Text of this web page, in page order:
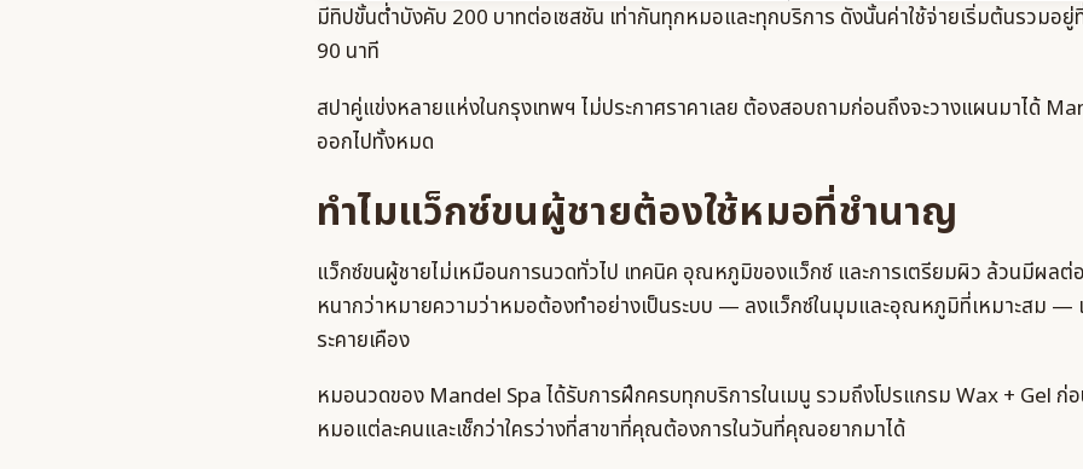
มีทิปขั้นต่ำบังคับ 200 บาทต่อเซสชัน เท่ากันทุกหมอและทุกบริการ ดังนั้นค่าใช้จ่ายเริ่มต้นรวมอ
90 นาที
สปาคู่แข่งหลายแห่งในกรุงเทพฯ ไม่ประกาศราคาเลย ต้องสอบถามก่อนถึงจะวางแผนมาได้
ออกไปทั้งหมด
ทำไมแว็กซ์ขนผู้ชายต้องใช้หมอที่ชำนาญ
แว็กซ์ขนผู้ชายไม่เหมือนการนวดทั่วไป เทคนิค อุณหภูมิของแว็กซ์ และการเตรียมผิว ล้วนมีผล
หนากว่าหมายความว่าหมอต้องทำอย่างเป็นระบบ — ลงแว็กซ์ในมุมและอุณหภูมิที่เหมาะสม —
ระคายเคือง
หมอนวดของ Mandel Spa ได้รับการฝึกครบทุกบริการในเมนู รวมถึงโปรแกรม Wax + Gel
หมอแต่ละคนและเช็กว่าใครว่างที่สาขาที่คุณต้องการในวันที่คุณอยากมาได้